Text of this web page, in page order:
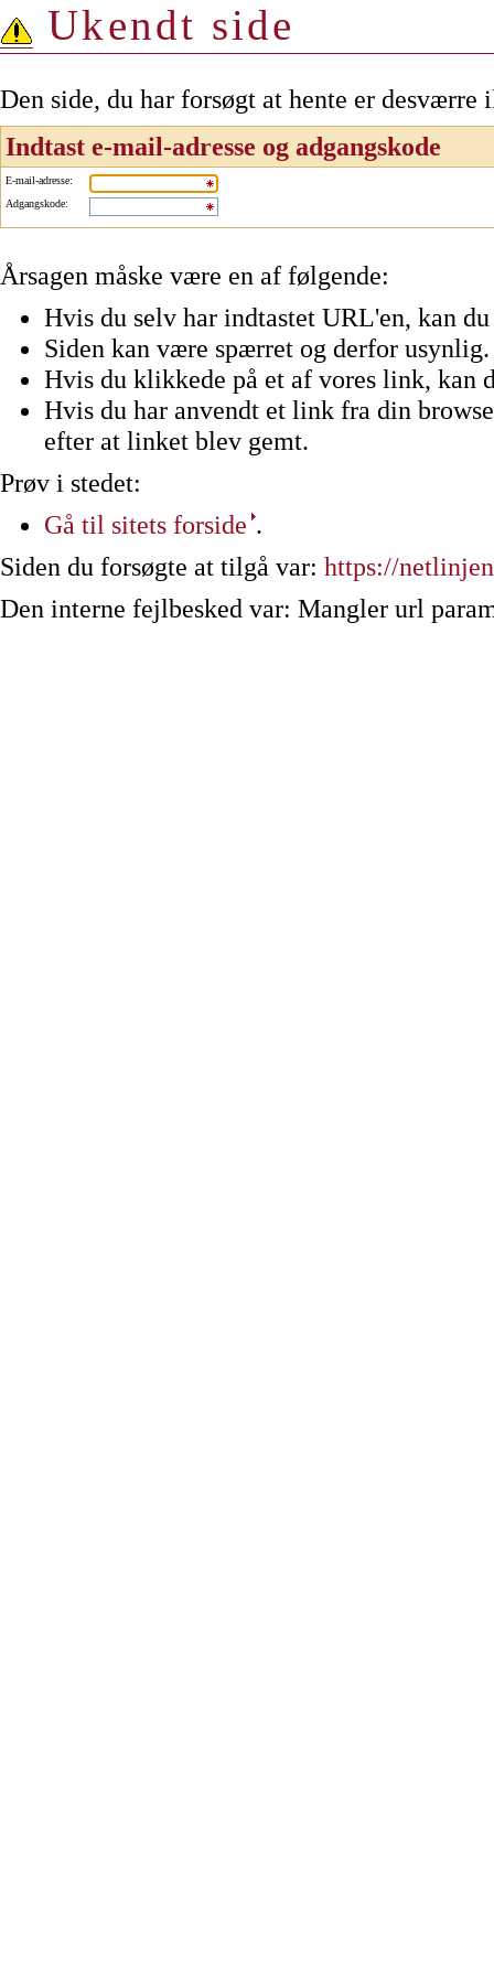
Ukendt side
Den side, du har forsøgt at hente er
Indtast e-mail-adresse og adgangskode
E-mail-adresse:
Adgangskode:
Årsagen måske være en af følgende:
Hvis du selv har indtastet URL'en, kan
Siden kan være spærret og derfor usynlig.
Hvis du klikkede på et af vores link, kan
Hvis du har anvendt et link fra din
efter at linket blev gemt.
Prøv i stedet:
Gå til sitets forside .
Siden du forsøgte at tilgå var: https://
Den interne fejlbesked var: Mangler url